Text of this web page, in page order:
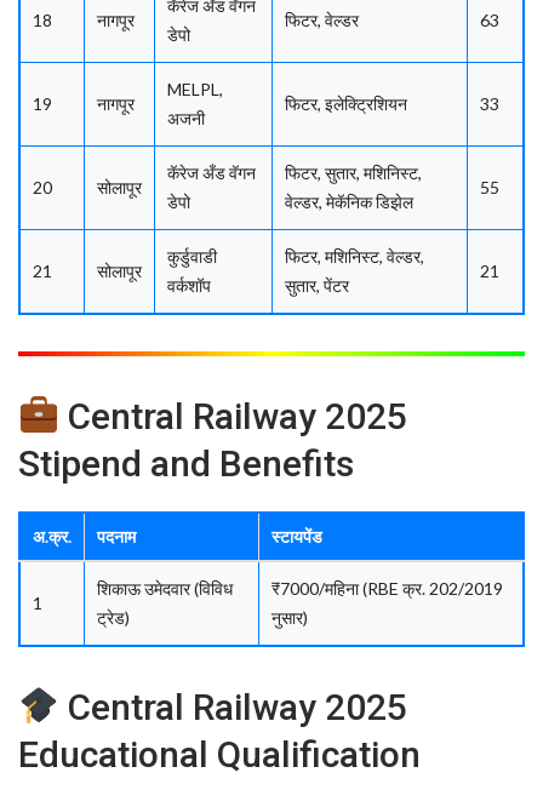
18 नागपूर
कॅरेज अँड वॅगन
डेपो
फिटर, वेल्डर 63
19 नागपूर
MELPL,
अजनी
फिटर, इलेक्ट्रिशियन 33
20 सोलापूर
कॅरेज अँड वॅगन
डेपो
फिटर, सुतार, मशिनिस्ट,
वेल्डर, मेकॅनिक डिझेल
55
21 सोलापूर
कुर्डुवाडी
वर्कशॉप
फिटर, मशिनिस्ट, वेल्डर,
सुतार, पेंटर
21
Central Railway 2025
Stipend and Benefits
अ.क्र. पदनाम स्टायपेंड
1
शिकाऊ उमेदवार (विविध
ट्रेड)
₹7000/महिना (RBE क्र. 202/2019
नुसार)
Central Railway 2025
Educational Qualification